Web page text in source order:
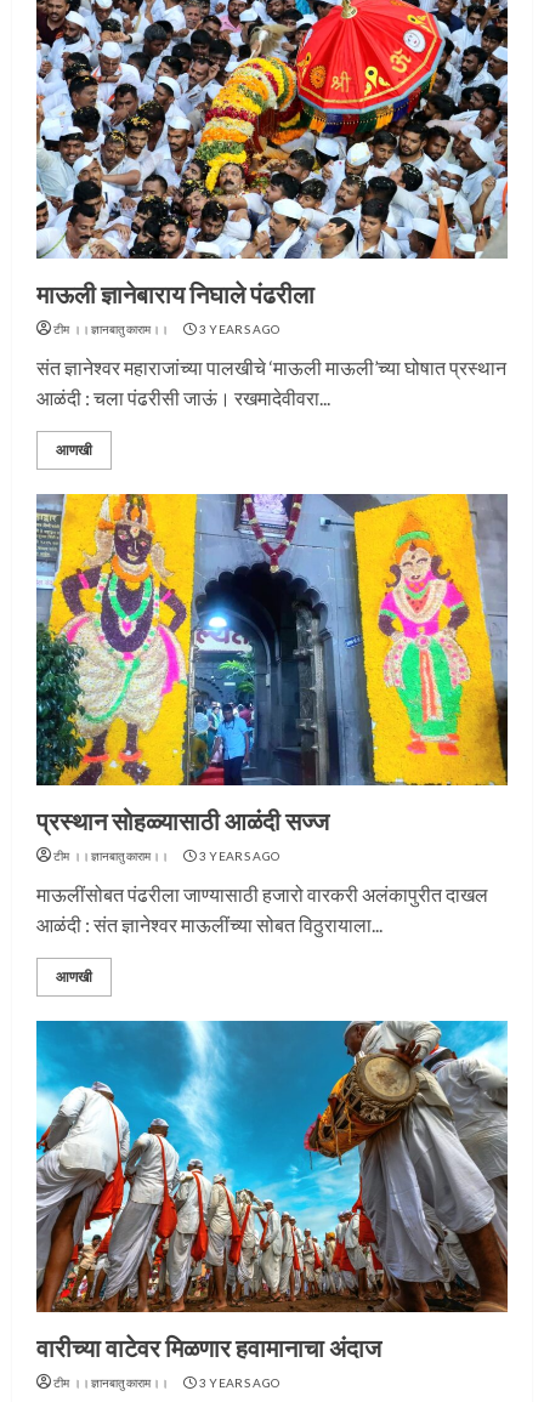
माऊली ज्ञानेबाराय निघाले पंढरीला
टीम ।।ज्ञानबातुकाराम।। 3 YEARS AGO
संत ज्ञानेश्वर महाराजांच्या पालखीचे ‘माऊली माऊली’च्या घोषात प्रस्थान
आळंदी : चला पंढरीसी जाऊं। रखमादेवीवरा...
आणखी
प्रस्थान सोहळ्यासाठी आळंदी सज्ज
टीम ।।ज्ञानबातुकाराम।। 3 YEARS AGO
माऊलींसोबत पंढरीला जाण्यासाठी हजारो वारकरी अलंकापुरीत दाखल
आळंदी : संत ज्ञानेश्वर माऊलींच्या सोबत विठुरायाला...
आणखी
वारीच्या वाटेवर मिळणार हवामानाचा अंदाज
टीम ।।ज्ञानबातुकाराम।। 3 YEARS AGO